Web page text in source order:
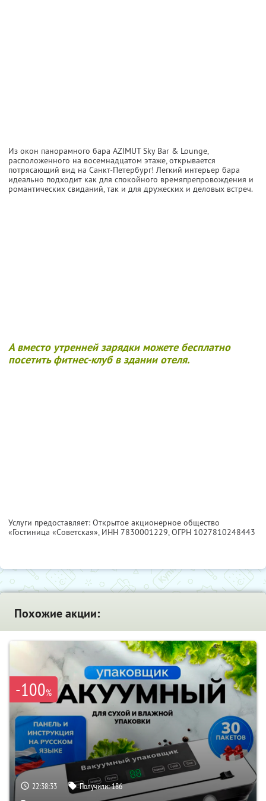
Из окон панорамного бара AZIMUT Sky Bar & Lounge,
расположенного на восемнадцатом этаже, открывается
потрясающий вид на Санкт-Петербург! Легкий интерьер бара
идеально подходит как для спокойного времяпрепровождения и
романтических свиданий, так и для дружеских и деловых встреч.
А вместо утренней зарядки можете бесплатно
посетить фитнес-клуб в здании отеля.
Услуги предоставляет: Открытое акционерное общество
«Гостиница «Советская», ИНН 7830001229, ОГРН 1027810248443
Похожие акции:
-100%
22:38:31 Получили:186